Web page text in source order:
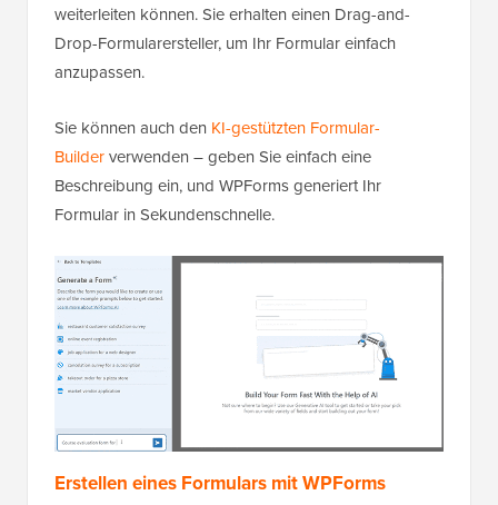
weiterleiten können. Sie erhalten einen Drag-and-
Drop-Formularersteller, um Ihr Formular einfach
anzupassen.
Sie können auch den KI-gestützten Formular-
Builderverwenden – geben Sie einfach eine
Beschreibung ein, und WPForms generiert Ihr
Formular in Sekundenschnelle.
Erstellen eines Formulars mit WPForms